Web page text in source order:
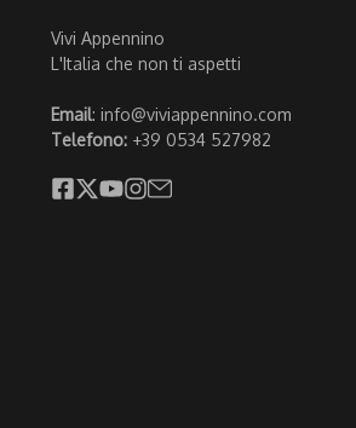
Vivi Appennino
L'Italia che non ti aspetti
Email: info@viviappennino.com
Telefono: +39 0534 527982